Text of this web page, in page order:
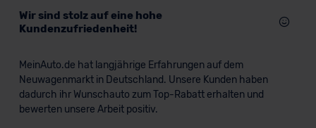
Wir sind stolz auf eine hohe
Kundenzufriedenheit!
MeinAuto.de hat langjährige Erfahrungen auf dem
Neuwagenmarkt in Deutschland. Unsere Kunden haben
dadurch ihr Wunschauto zum Top-Rabatt erhalten und
bewerten unsere Arbeit positiv.